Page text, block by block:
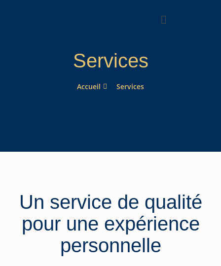
Services
Accueil Services
Un service de qualité
pour une expérience
personnelle